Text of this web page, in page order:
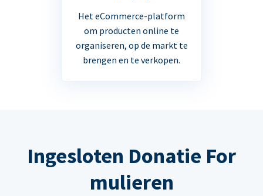
Het eCommerce-platform
om producten online te
organiseren, op de markt te
brengen en te verkopen.
Ingesloten Donatie For
mulieren